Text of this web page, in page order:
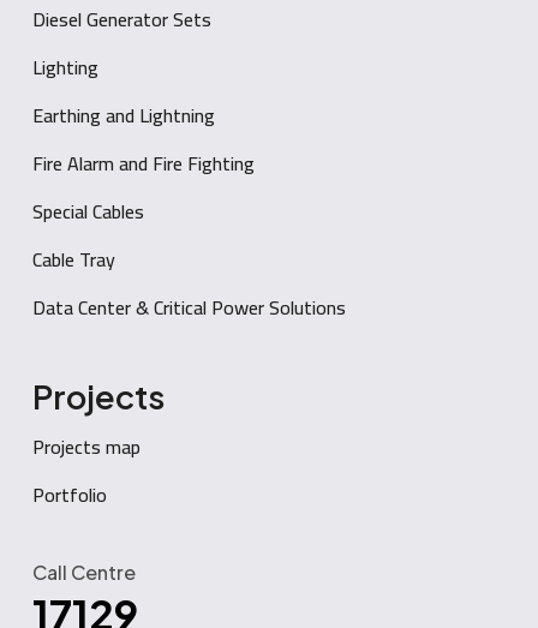
Diesel Generator Sets
Lighting
Earthing and Lightning
Fire Alarm and Fire Fighting
Special Cables
Cable Tray
Data Center & Critical Power Solutions
Projects
Projects map
Portfolio
Call Centre
17129